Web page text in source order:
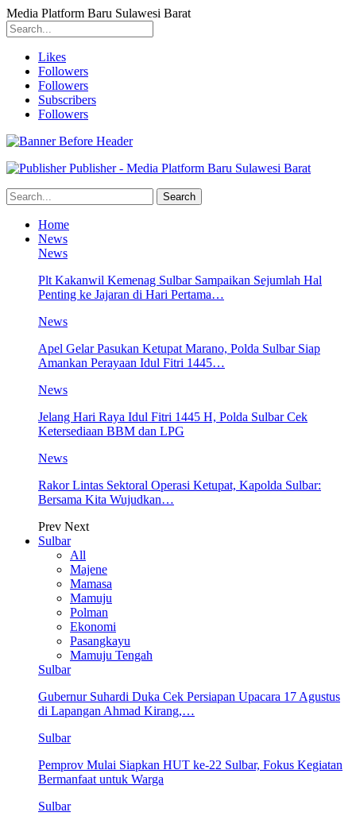
Media Platform Baru Sulawesi Barat
Likes
Followers
Followers
Subscribers
Followers
Publisher - Media Platform Baru Sulawesi Barat
Home
News
News
Plt Kakanwil Kemenag Sulbar Sampaikan Sejumlah Hal
Penting ke Jajaran di Hari Pertama…
News
Apel Gelar Pasukan Ketupat Marano, Polda Sulbar Siap
Amankan Perayaan Idul Fitri 1445…
News
Jelang Hari Raya Idul Fitri 1445 H, Polda Sulbar Cek
Ketersediaan BBM dan LPG
News
Rakor Lintas Sektoral Operasi Ketupat, Kapolda Sulbar:
Bersama Kita Wujudkan…
Prev Next
Sulbar
All
Majene
Mamasa
Mamuju
Polman
Ekonomi
Pasangkayu
Mamuju Tengah
Sulbar
Gubernur Suhardi Duka Cek Persiapan Upacara 17 Agustus
di Lapangan Ahmad Kirang,…
Sulbar
Pemprov Mulai Siapkan HUT ke-22 Sulbar, Fokus Kegiatan
Bermanfaat untuk Warga
Sulbar